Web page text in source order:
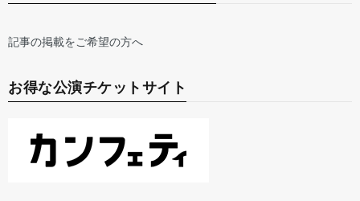
記事の掲載をご希望の方へ
お得な公演チケットサイト